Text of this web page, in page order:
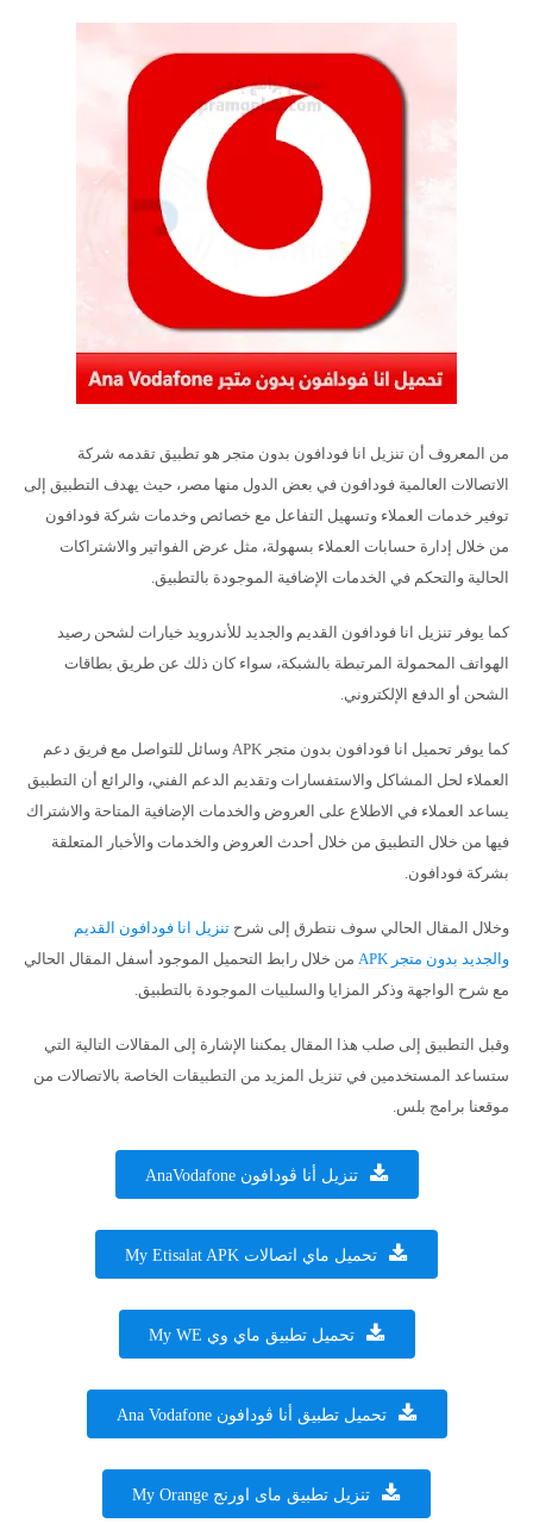
من المعروف أن تنزيل انا فودافون بدون متجر هو تطبيق تقدمه شركة
الاتصالات العالمية فودافون في بعض الدول منها مصر، حيث يهدف التطبيق إلى
توفير خدمات العملاء وتسهيل التفاعل مع خصائص وخدمات شركة فودافون
من خلال إدارة حسابات العملاء بسهولة، مثل عرض الفواتير والاشتراكات
الحالية والتحكم في الخدمات الإضافية الموجودة بالتطبيق.
كما يوفر تنزيل انا فودافون القديم والجديد للأندرويد خيارات لشحن رصيد
الهواتف المحمولة المرتبطة بالشبكة، سواء كان ذلك عن طريق بطاقات
الشحن أو الدفع الإلكتروني.
كما يوفر تحميل انا فودافون بدون متجر APK وسائل للتواصل مع فريق دعم
العملاء لحل المشاكل والاستفسارات وتقديم الدعم الفني، والرائع أن التطبيق
يساعد العملاء في الاطلاع على العروض والخدمات الإضافية المتاحة والاشتراك
فيها من خلال التطبيق من خلال أحدث العروض والخدمات والأخبار المتعلقة
بشركة فودافون.
وخلال المقال الحالي سوف نتطرق إلى شرح تنزيل انا فودافون القديم
والجديد بدون متجر APK
من خلال رابط التحميل الموجود أسفل المقال الحالي
مع شرح الواجهة وذكر المزايا والسلبيات الموجودة بالتطبيق.
وقبل التطبيق إلى صلب هذا المقال يمكننا الإشارة إلى المقالات التالية التي
ستساعد المستخدمين في تنزيل المزيد من التطبيقات الخاصة بالاتصالات من
موقعنا برامج بلس.
تنزيل أنا ڤودافون AnaVodafone
تحميل ماي اتصالات My Etisalat APK
تحميل تطبيق ماي وي My WE
تحميل تطبيق أنا ڤودافون Ana Vodafone
تنزيل تطبيق ماى اورنج My Orange